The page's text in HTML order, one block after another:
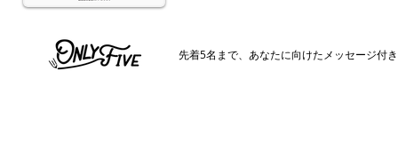
先着5名まで、あなたに向けたメッセージ付